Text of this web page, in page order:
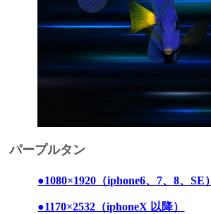
パープルタン
●1080×1920（iphone6、7、8、SE）
●1170×2532（iphoneX 以降）